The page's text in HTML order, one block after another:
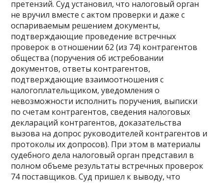
претензий. Суд установил, что налоговый орган
не вручил вместе с актом проверки и даже с
оспариваемым решением документы,
подтверждающие проведение встречных
проверок в отношении 62 (из 74) контрагентов
общества (поручения об истребовании
документов, ответы контрагентов,
подтверждающие взаимоотношения с
налогоплательщиком, уведомления о
невозможности исполнить поручения, выписки
по счетам контрагентов, сведения налоговых
деклараций контрагентов, доказательства
вызова на допрос руководителей контрагентов и
протоколы их допросов). При этом в материалы
судебного дела налоговый орган представил в
полном объеме результаты встречных проверок
74 поставщиков. Суд пришел к выводу, что